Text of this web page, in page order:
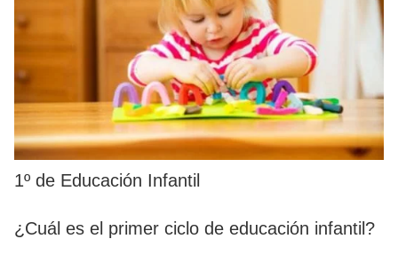
1º de Educación Infantil
¿Cuál es el primer ciclo de educación infantil?